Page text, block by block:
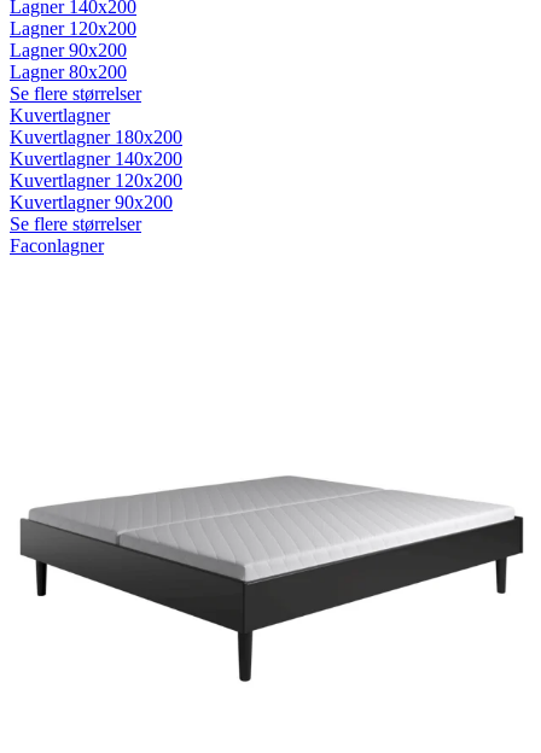
Lagner 140x200
Lagner 120x200
Lagner 90x200
Lagner 80x200
Se flere størrelser
Kuvertlagner
Kuvertlagner 180x200
Kuvertlagner 140x200
Kuvertlagner 120x200
Kuvertlagner 90x200
Se flere størrelser
Faconlagner
Rullemadrasser
Rullemadrasser 180x200
Rullemadrasser 140x200
Rullemadrasser 120x200
Rullemadrasser 90x200